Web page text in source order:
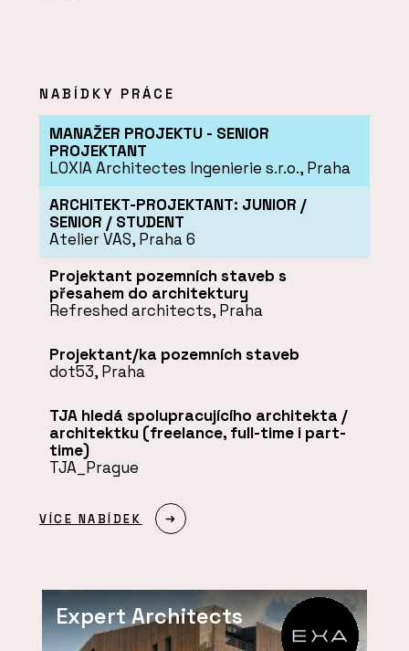
NABÍDKY PRÁCE
MANAŽER PROJEKTU - SENIOR
PROJEKTANT
LOXIA Architectes Ingenierie s.r.o., Praha
ARCHITEKT-PROJEKTANT: JUNIOR /
SENIOR / STUDENT
Atelier VAS, Praha 6
Projektant pozemních staveb s
přesahem do architektury
Refreshed architects, Praha
Projektant/ka pozemních staveb
dot53, Praha
TJA hledá spolupracujícího architekta /
architektku (freelance, full-time i part-
time)
TJA_Prague
VÍCE NABÍDEK
Expert Architects